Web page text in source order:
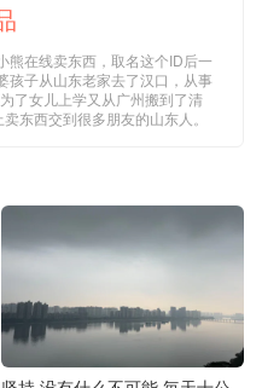
熊在线卖东西，取名这个ID后一
孩子从山东老家去了汉口，从事
了女儿上学又从广州搬到了清
东西交到很多朋友的山东人。